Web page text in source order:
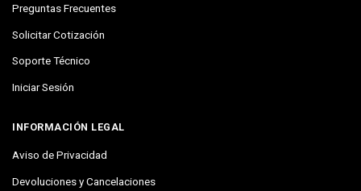
Preguntas Frecuentes
Solicitar Cotización
Soporte Técnico
Iniciar Sesión
INFORMACIÓN LEGAL
Aviso de Privacidad
Devoluciones y Cancelaciones